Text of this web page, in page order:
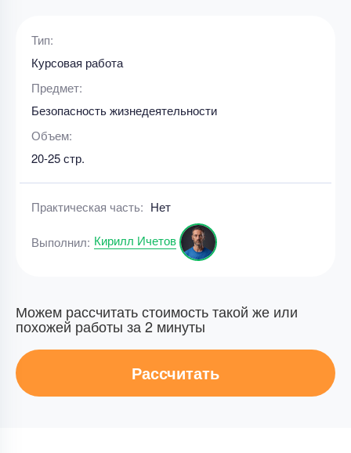
Тип:
Курсовая работа
Предмет:
Безопасность жизнедеятельности
Объем:
20-25 стр.
Практическая часть: Нет
Выполнил: Кирилл Ичетов
Можем рассчитать стоимость такой же или
похожей работы за 2 минуты
Рассчитать